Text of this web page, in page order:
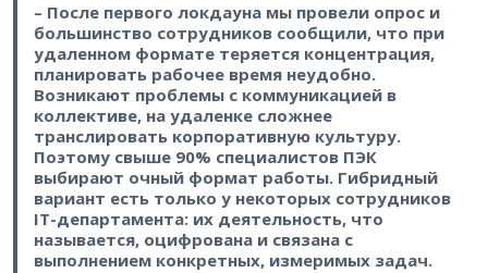
– После первого локдауна мы провели опрос и
большинство сотрудников сообщили, что при
удаленном формате теряется концентрация,
планировать рабочее время неудобно.
Возникают проблемы с коммуникацией в
коллективе, на удаленке сложнее
транслировать корпоративную культуру.
Поэтому свыше 90% специалистов ПЭК
выбирают очный формат работы. Гибридный
вариант есть только у некоторых сотрудников
IT-департамента: их деятельность, что
называется, оцифрована и связана с
выполнением конкретных, измеримых задач.